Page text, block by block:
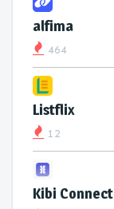
alfima
464
Listflix
12
Kibi Connect